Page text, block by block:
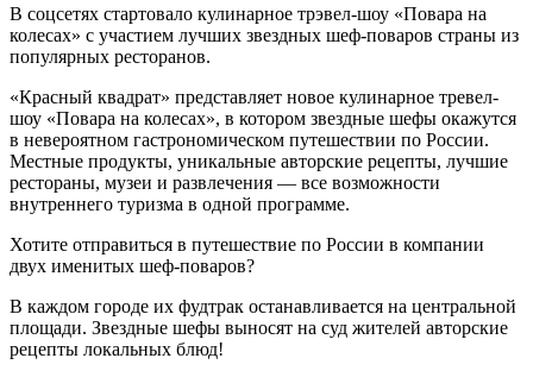
В соцсетях стартовало кулинарное трэвел-шоу «Повара на
колесах» с участием лучших звездных шеф-поваров страны из
популярных ресторанов.
«Красный квадрат» представляет новое кулинарное тревел-
шоу «Повара на колесах», в котором звездные шефы окажутся
в невероятном гастрономическом путешествии по России.
Местные продукты, уникальные авторские рецепты, лучшие
рестораны, музеи и развлечения — все возможности
внутреннего туризма в одной программе.
Хотите отправиться в путешествие по России в компании
двух именитых шеф-поваров?
В каждом городе их фудтрак останавливается на центральной
площади. Звездные шефы выносят на суд жителей авторские
рецепты локальных блюд!